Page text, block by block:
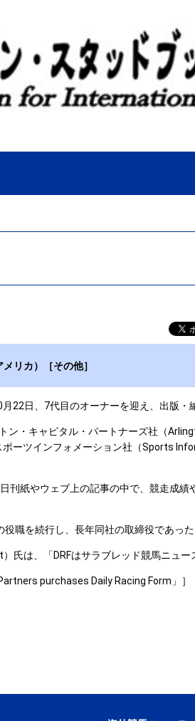
リカ）［その他］
22日、7代目のオーナーを迎え、出版・
・キャピタル・パートナーズ社（
ツインフォメーション社（Sports
紙やウェブ上の記事の中で、競走成績
職を続行し、長年同社の取締役であっ
は、「DRFはサラブレッド競馬ニュー
purchases Daily Racing Form」］